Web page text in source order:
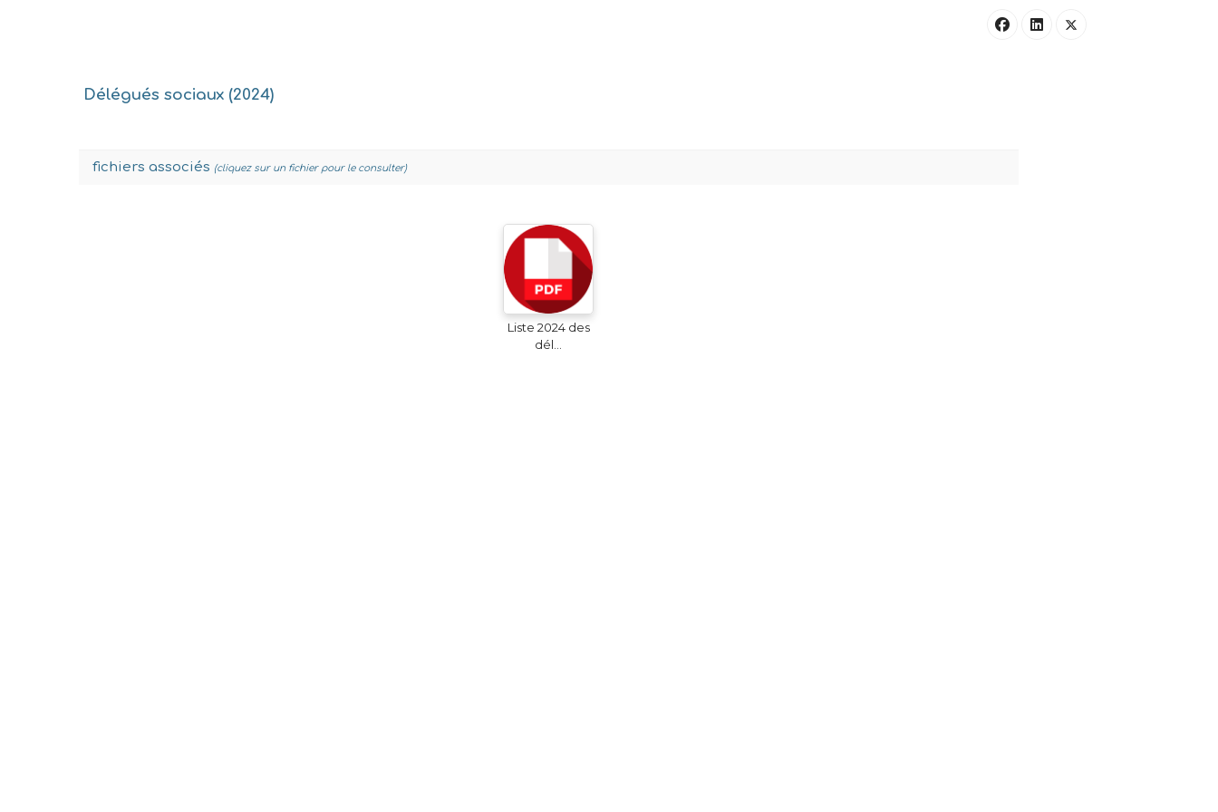
Délégués sociaux (2024)
fichiers associés (cliquez sur un fichier pour le consulter)
Liste 2024 des
dél...